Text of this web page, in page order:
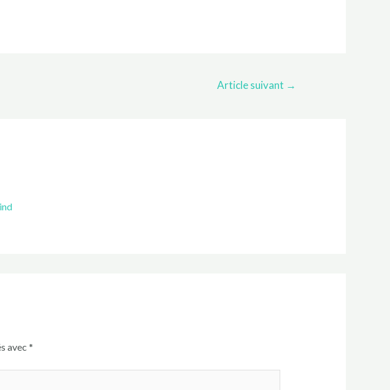
Article suivant →
avec *